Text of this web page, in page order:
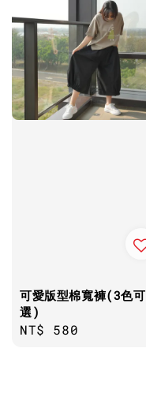
可愛版型棉寬褲(3色可
選)
Regular
NT$ 580